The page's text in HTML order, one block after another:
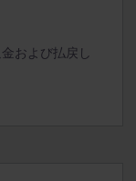
および払戻し